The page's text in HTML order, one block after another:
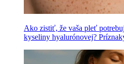
Ako zistiť, že vaša pleť
kyseliny hyalurónovej?